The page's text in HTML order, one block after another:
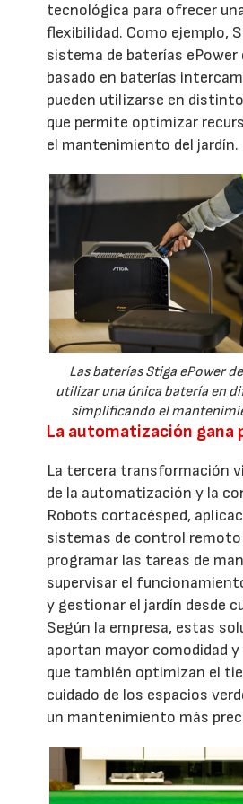
tecnológica para ofrecer
flexibilidad. Como ejemplo,
sistema de baterías
basado en baterías
pueden utilizarse en
que permite optimizar
el mantenimiento del jardín.
Las baterías Stiga ePower
utilizar una única batería en
simplificando el
La automatización gana
La tercera transformación
de la automatización y la
Robots cortacésped,
sistemas de control
programar las tareas de
supervisar el
y gestionar el jardín desde
Según la empresa, estas
aportan mayor comodidad
que también optimizan el
cuidado de los espacios
un mantenimiento más